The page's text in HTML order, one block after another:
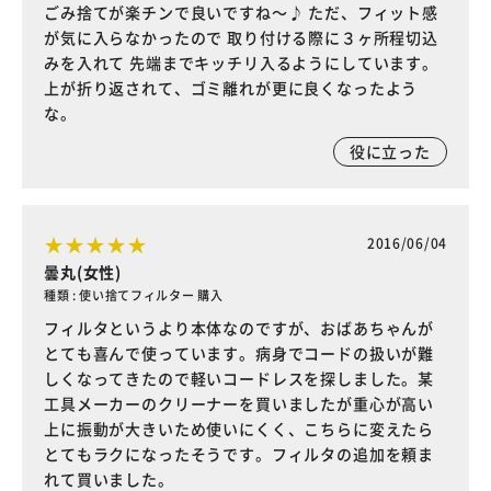
ごみ捨てが楽チンで良いですね～♪ ただ、フィット感
が気に入らなかったので 取り付ける際に３ヶ所程切込
みを入れて 先端までキッチリ入るようにしています。
上が折り返されて、ゴミ離れが更に良くなったよう
な。
役に立った
2016/06/04
曇丸(女性)
種類 : 使い捨てフィルター 購入
フィルタというより本体なのですが、おばあちゃんが
とても喜んで使っています。病身でコードの扱いが難
しくなってきたので軽いコードレスを探しました。某
工具メーカーのクリーナーを買いましたが重心が高い
上に振動が大きいため使いにくく、こちらに変えたら
とてもラクになったそうです。フィルタの追加を頼ま
れて買いました。